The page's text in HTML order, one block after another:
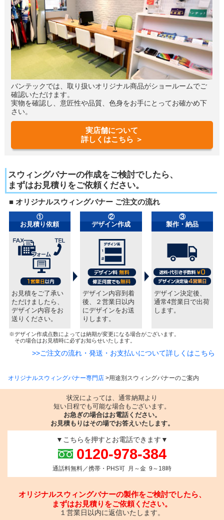
バンテックでは、取り扱いオリジナル商品がショールームでご
確認いただけます。
実物を確認し、意匠性や品質、色身をお手にとってお確かめ下
さい。
実店舗について
詳しくはこちら ＞
スウィングバナーの作成をご検討でしたら、
まずはお見積りをご依頼ください。
■ オリジナルスウィングバナー ご注文の流れ
①
お見積り依頼
お見積をご了承い
ただけましたら、
デザイン内容をお
送りください。
②
デザイン作成
デザイン内容到着
後、２営業日以内
にデザインをお送
りします。
③
製作・納品
デザイン決定後、
通常4営業日で出荷
します。
※デザイン作成点数によっては納期が変更になる場合がございます。
その場合はお見積時に必ずお知らせいたします。
>>ご注文の流れ・発送・お支払いについて詳しくはこちら
オリジナルスウィングバナー専門店 用途別スウィングバナーのご案内
状況によっては、通常納期より
短い日程でも可能な場合もございます。
お急ぎの場合はお電話ください。
お見積もりはその場でお答えいたします。
▼こちらを押すとお電話できます▼
0120-978-384
通話料無料／携帯・PHS可 月～金 9～18時
オリジナルスウィングバナーの製作をご検討でしたら、
まずはお見積りをご依頼ください。
１営業日以内に返信いたします。